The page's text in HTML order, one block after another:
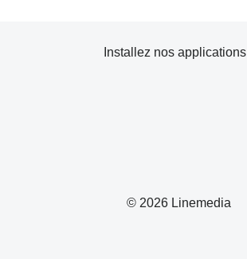
© 2026 Linemedia
Installez nos applications